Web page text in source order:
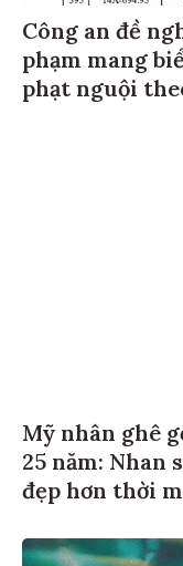
Công an đề
phạm mang
phạt nguội
Mỹ nhân ghê
25 năm: Nhan
đẹp hơn thời